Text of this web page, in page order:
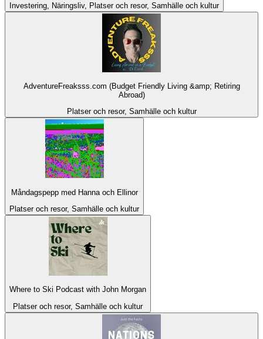
Investering, Näringsliv, Platser och resor, Samhälle och kultur
AdventureFreaksss.com (Budget Friendly Living &amp; Retiring
Abroad)
Platser och resor, Samhälle och kultur
Måndagspepp med Hanna och Ellinor
Platser och resor, Samhälle och kultur
Where to Ski Podcast with John Morgan
Platser och resor, Samhälle och kultur